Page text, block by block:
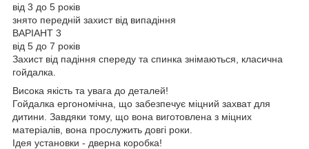
від 3 до 5 років
знято передній захист від випадіння
ВАРІАНТ 3
від 5 до 7 років
Захист від падіння спереду та спинка знімаються, класична
гойдалка.
Висока якість та увага до деталей!
Гойдалка ергономічна, що забезпечує міцний захват для
дитини. Завдяки тому, що вона виготовлена з міцних
матеріалів, вона прослужить довгі роки.
Ідея установки - дверна коробка!